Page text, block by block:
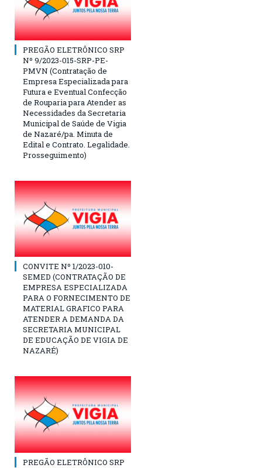
PREGÃO ELETRÔNICO SRP
Nº 9/2023-015-SRP-PE-
PMVN (Contratação de
Empresa Especializada para
Futura e Eventual Confecção
de Rouparia para Atender as
Necessidades da Secretaria
Municipal de Saúde de Vigia
de Nazaré/pa. Minuta de
Edital e Contrato. Legalidade.
Prosseguimento)
CONVITE Nº 1/2023-010-
SEMED (CONTRATAÇÃO DE
EMPRESA ESPECIALIZADA
PARA O FORNECIMENTO DE
MATERIAL GRAFICO PARA
ATENDER A DEMANDA DA
SECRETARIA MUNICIPAL
DE EDUCAÇÃO DE VIGIA DE
NAZARÉ)
PREGÃO ELETRÔNICO SRP